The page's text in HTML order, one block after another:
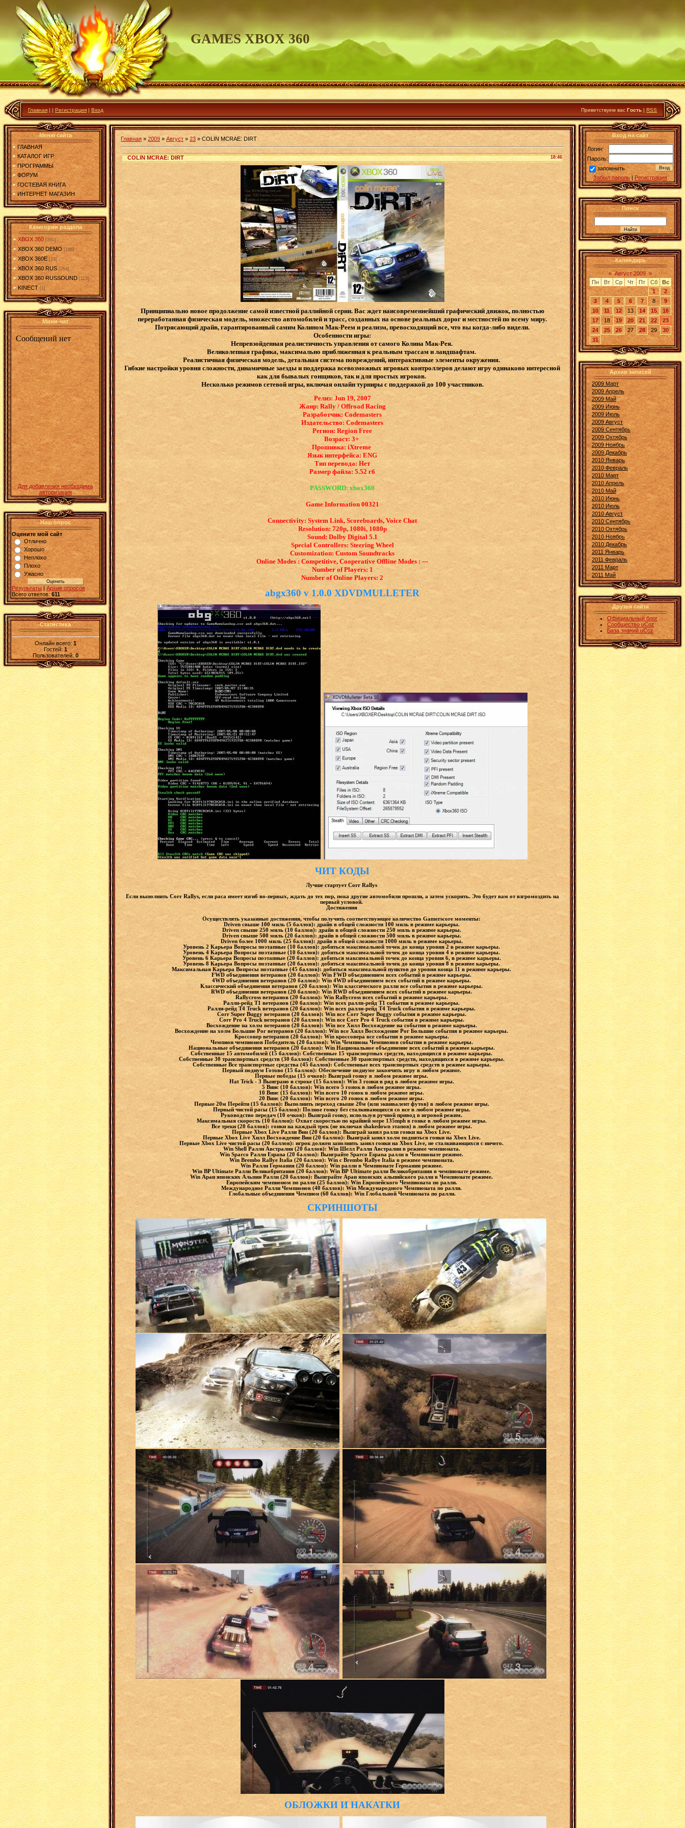
GAMES XBOX 360
Главная | | Регистрация | Вход Приветствуем вас Гость | RSS
Меню сайта
ГЛАВНАЯ
КАТАЛОГ ИГР
ПРОГРАММЫ
ФОРУМ
ГОСТЕВАЯ КНИГА
ИНТЕРНЕТ МАГАЗИН
Категории раздела
XBOX 360 [380]
XBOX 360 DEMO [198]
XBOX 360E [13]
XBOX 360 RUS [264]
XBOX 360 RUSSOUND [113]
KINECT [1]
Мини-чат
Для добавления необходима
авторизация
Наш опрос
Оцените мой сайт
Отлично
Хорошо
Неплохо
Плохо
Ужасно
Результаты | Архив опросов
Всего ответов: 611
Статистика
Онлайн всего:1
Гостей:1
Пользователей: 0
Главная » 2009 » Август » 23 » COLIN MCRAE: DIRT
18:46
COLIN MCRAE: DIRT
Принципиально новое продолжение самой известной раллийной серии. Вас ждет наисовременнейший графический движок, полностью
переработанная физическая модель, множество автомобилей и трасс, созданных на основе реальных дорог и местностей по всему миру.
Потрясающий драйв, гарантированный самим Колином Мак-Реем и реализм, превосходящий все, что вы когда-либо видели.
Особенности игры:
Непревзойденная реалистичность управления от самого Колина Мак-Рея.
Великолепная графика, максимально приближенная к реальным трассам и ландшафтам.
Реалистичная физическая модель, детальная система повреждений, интерактивные элементы окружения.
Гибкие настройки уровня сложности, динамичные заезды и поддержка всевозможных игровых контроллеров делают игру одинаково интересной
как для бывалых гонщиков, так и для простых игроков.
Несколько режимов сетевой игры, включая онлайн турниры с поддержкой до 100 участников.
Релиз: Jun 19, 2007
Жанр: Rally / Offroad Racing
Разработчик: Codemasters
Издательство: Codemasters
Регион: Region Free
Возраст: 3+
Прошивка: iXtreme
Язык интерфейса: ​ENG
Тип перевода: Нет
Размер файла: 5.52 гб
PASSWORD: xbox360
Game Information 00321
Connectivity: System Link, Scoreboards, Voice Chat
Resolution: 720p, 1080i, 1080p
Sound: Dolby Digital 5.1
Special Controllers: Steering Wheel
Customization: Custom Soundtracks
Online Modes : Competitive, Cooperative Offline Modes : ---
Number of Players: 1
Number of Online Players: 2
abgx360 v 1.0.0 XDVDMULLETER
ЧИТ КОДЫ
Лучше стартует Corr Rallys
Если выполнить Corr Rallys, если раса имеет изгиб во-первых, ждать до тех пор, пока другие автомобили прошли, а затем ускорить. Это будет вам от взгромоздить на
первый угловой.
Достижения
Осуществлять указанные достижения, чтобы получить соответствующее количество Gamerscore моменты:
Driven свыше 100 миль (5 баллов): драйв в общей сложности 100 миль в режиме карьеры.
Driven свыше 250 миль (10 баллов): драйв в общей сложности 250 миль в режиме карьеры.
Driven свыше 500 миль (20 баллов): драйв в общей сложности 500 миль в режиме карьеры.
Driven более 1000 миль (25 баллов): драйв в общей сложности 1000 миль в режиме карьеры.
Уровень 2 Карьера Вопросы поэтапные (10 баллов): добиться максимальной точек до конца уровня 2 в режиме карьеры.
Уровень 4 Карьера Вопросы поэтапные (10 баллов): добиться максимальной точек до конца уровня 4 в режиме карьеры.
Уровень 6 Карьера Вопросы поэтапные (20 баллов): добиться максимальной точек до конца уровня 6, в режиме карьеры.
Уровень 8 Карьера Вопросы поэтапные (20 баллов): добиться максимальной точек до конца уровня 8 в режиме карьеры.
Максимальная Карьера Вопросы поэтапные (45 баллов): добиться максимальной пунктов до уровня конца 11 в режиме карьеры.
FWD объединения ветеранов (20 баллов): Win FWD объединением всех событий в режиме карьеры.
4WD объединения ветеранов (20 баллов): Win 4WD объединением всех событий в режиме карьеры.
Классический объединения ветеранов (20 баллов): Win классического ралли все события в режиме карьеры.
RWD объединения ветеранов (20 баллов): Win RWD объединением всех событий в режиме карьеры.
Rallycross ветеранов (20 баллов): Win Rallycross всех событий в режиме карьеры.
Ралли-рейд T1 ветеранов (20 баллов): Win всех ралли-рейд T1 события в режиме карьеры.
Ралли-рейд T4 Truck ветеранов (20 баллов): Win всех ралли-рейд T4 Truck события в режиме карьеры.
Corr Super Buggy ветеранов (20 баллов): Win все Corr Super Buggy события в режиме карьеры.
Corr Pro 4 Truck ветеранов (20 баллов): Win все Corr Pro 4 Truck события в режиме карьеры.
Восхождение на холм ветеранов (20 баллов): Win все Хилл Восхождение на события в режиме карьеры.
Восхождение на холм Большие Рог ветеранов (20 баллов): Win все Хилл Восхождение Рог Большие события в режиме карьеры.
Кроссовер ветеранов (20 баллов): Win кроссовера все события в режиме карьеры.
Чемпион чемпионов Победитель (20 баллов): Win Чемпиона Чемпионов события в режиме карьеры.
Национальные объединения ветеранов (20 баллов): Win Национальное объединение всех событий в режиме карьеры.
Собственные 15 автомобилей (15 баллов): Собственные 15 транспортных средств, находящихся в режиме карьеры.
Собственные 30 транспортных средств (30 баллов): Собственные 30 транспортных средств, находящихся в режиме карьеры.
Собственные Все транспортные средства (45 баллов): Собственные всех транспортных средств в режиме карьеры.
Первый подиум Готово (15 баллов): Обеспечение подиуме закончить игру в любом режиме.
Первые победы (15 очков): Выиграй гонку в любом режиме игры.
Hat Trick - 3 Выиграно в строке (15 баллов): Win 3 гонки в ряд в любом режиме игры.
5 Винс (10 баллов): Win всего 5 гонок в любом режиме игры.
10 Винс (15 баллов): Win всего 10 гонок в любом режиме игры.
20 Винс (20 баллов): Win всего 20 гонок в любом режиме игры.
Первые 20м Перейти (15 баллов): Выполнить переход свыше 20м (или эквивалент футов) в любом режиме игры.
Первый чистой расы (15 баллов): Полное гонку без сталкивающихся со все в любом режиме игры.
Руководство передач (10 очков): Выиграй гонку, используя ручной привод в игровой режим.
Максимальная скорость (10 баллов): Охват скоростью по крайней мере 135mph в гонке в любом режиме игры.
Все треки (20 баллов): гонки на каждый трек (не включая shakedown этапов) в любом режиме игры.
Первые Xbox Live Ралли Вин (20 баллов): Выиграй занял ралли гонки на Xbox Live.
Первые Xbox Live Хилл Восхождение Вин (20 баллов): Выиграй занял холм подняться гонки на Xbox Live.
Первые Xbox Live чистой расы (20 баллов): игрок должен заполнить занял гонки на Xbox Live, не сталкивающихся с ничего.
Win Shell Ралли Австралия (20 баллов): Win Шелл Ралли Австралии в режиме чемпионата.
Win Sparco Ралли Espana (20 баллов): Выиграйте Sparco Espana ралли в Чемпионате режиме.
Win Brembo Rallye Italia (20 баллов): Win с Brembo Rallye Italia в режиме чемпионата.
Win Ралли Германия (20 баллов): Win ралли в Чемпионате Германии режиме.
Win BP Ultimate Ралли Великобритания (20 баллов): Win ВР Ultimate ралли Великобритания в чемпионате режиме.
Win Араи японских Альпин Ралли (20 баллов): Выиграйте Араи японских альпийского ралли в Чемпионате режиме.
Европейским чемпионом по ралли (25 баллов): Win Европейского Чемпионата по ралли.
Международное Ралли Чемпионов (40 баллов): Win Международного Чемпионата по ралли.
Глобальные объединения Чемпион (60 баллов): Win Глобальной Чемпионата по ралли.
СКРИНШОТЫ
ОБЛОЖКИ И НАКАТКИ
Вход на сайт
Логин:
Пароль:
запомнить
Забыл пароль | Регистрация
Поиск
Календарь
« Август 2009 »
Пн
Вт Ср Чт Пт Сб
Вс
1
2
3
4 5 6 7 8
9
10
11 12 13 14 15
16
17
18 19 20 21 22
23
24
25 26 27 28 29
30
31
Архив записей
2009 Март
2009 Апрель
2009 Май
2009 Июнь
2009 Июль
2009 Август
2009 Сентябрь
2009 Октябрь
2009 Ноябрь
2009 Декабрь
2010 Январь
2010 Февраль
2010 Март
2010 Апрель
2010 Май
2010 Июнь
2010 Июль
2010 Август
2010 Сентябрь
2010 Октябрь
2010 Ноябрь
2010 Декабрь
2011 Январь
2011 Февраль
2011 Март
2011 Май
Друзья сайта
Официальный блог
Сообщество uCoz
База знаний uCoz